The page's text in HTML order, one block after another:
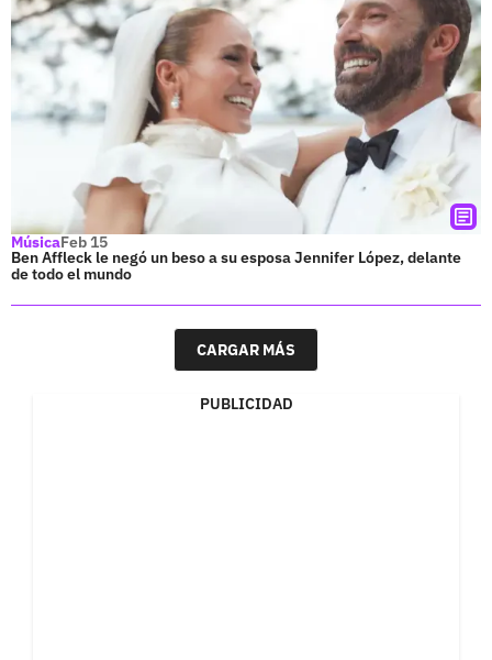
MúsicaFeb 15
Ben Affleck le negó un beso a su esposa Jennifer López, delante
de todo el mundo
CARGAR MÁS
PUBLICIDAD